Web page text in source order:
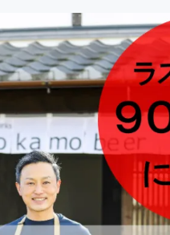
音楽
ゲーム・サービ
書籍・雑誌出版
チャレンジ